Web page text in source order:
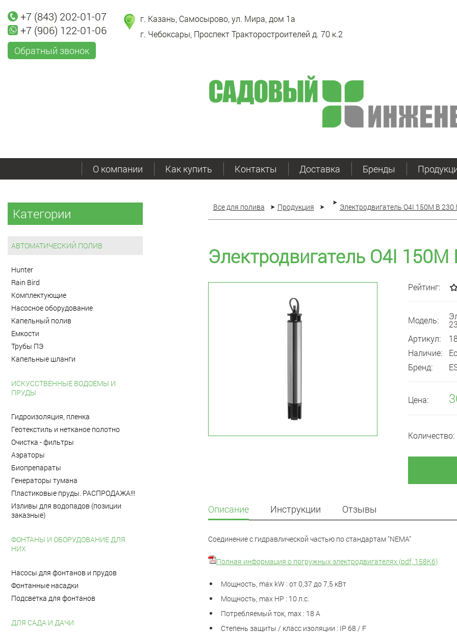
+7 (843) 202-01-07
+7 (906) 122-01-06
Обратный звонок
г. Казань, Самосырово, ул. Мира, дом 1а
г. Чебоксары, Проспект Тракторостроителей д. 70 к.2
О компании Как купить Контакты Доставка Бренды
Категории
АВТОМАТИЧЕСКИЙ ПОЛИВ
Hunter
Rain Bird
Комплектующие
Насосное оборудование
Капельный полив
Емкости
Трубы ПЭ
Капельные шланги
ИСКУССТВЕННЫЕ ВОДОЕМЫ И
ПРУДЫ
Гидроизоляция, пленка
Геотекстиль и нетканое полотно
Очистка - фильтры
Аэраторы
Биопрепараты
Генераторы тумана
Пластиковые пруды. РАСПРОДАЖА!!!
Изливы для водопадов (позиции
заказные)
ФОНТАНЫ И ОБОРУДОВАНИЕ ДЛЯ
НИХ
Насосы для фонтанов и прудов
Фонтанные насадки
Подсветка для фонтанов
ДЛЯ САДА И ДАЧИ
Все для полива Продукция Электродвигатель O4I 150M B
Электродвигатель O4I
Рейтинг:
Модель:
Артикул:
Наличие:
Бренд:
Цена:
Количество:
Описание Инструкции Отзывы
Соединение с гидравлической частью по стандартам "NEMA"
Полная информация о погружных электродвигателях (pdf, 158Кб)
Мощность, max kW : от 0,37 до 7,5 кВт
Мощность, max HP : 10 л.с.
Потребляемый ток, max : 18 A
Степень защиты / класс изоляции : IP 68 / F